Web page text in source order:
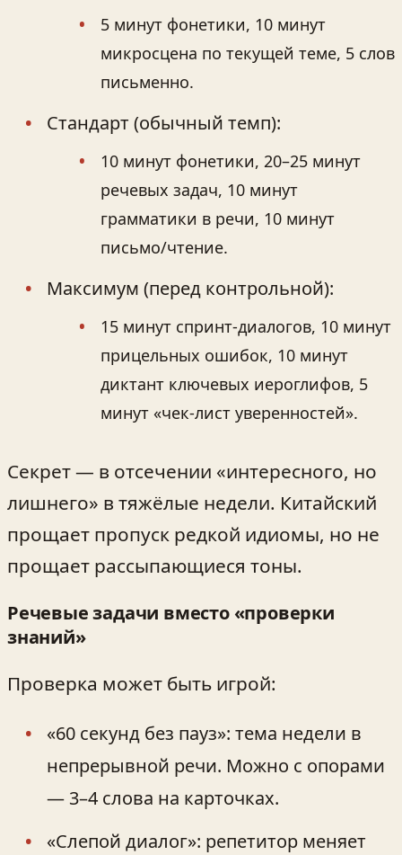
5 минут фонетики, 10 минут
микросцена по текущей теме, 5 слов
письменно.
Стандарт (обычный темп):
10 минут фонетики, 20–25 минут
речевых задач, 10 минут
грамматики в речи, 10 минут
письмо/чтение.
Максимум (перед контрольной):
15 минут спринт-диалогов, 10 минут
прицельных ошибок, 10 минут
диктант ключевых иероглифов, 5
минут «чек-лист уверенностей».
Секрет — в отсечении «интересного, но
лишнего» в тяжёлые недели. Китайский
прощает пропуск редкой идиомы, но не
прощает рассыпающиеся тоны.
Речевые задачи вместо «проверки
знаний»
Проверка может быть игрой:
«60 секунд без пауз»: тема недели в
непрерывной речи. Можно с опорами
— 3–4 слова на карточках.
«Слепой диалог»: репетитор меняет